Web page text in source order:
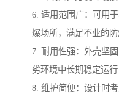
6. 适用范围广：可用
爆场所，满足不业的防
7. 耐用性强：外壳坚
劣环境中长期稳定运行
8. 维护简便：设计时